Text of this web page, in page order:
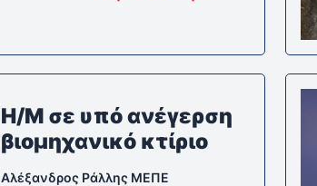
Η/Μ σε υπό ανέγερση
βιομηχανικό κτίριο
Αλέξανδρος Ράλλης ΜΕΠΕ